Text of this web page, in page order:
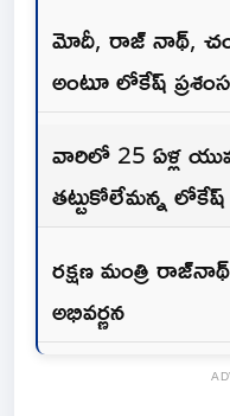
మోదీ, రాజ్ నాథ్,
అంటూ లోకేష్
వారిలో 25 ఏళ్ల
తట్టుకోలేమన్న లోకేష్
రక్షణ మంత్రి
అభివర్ణన